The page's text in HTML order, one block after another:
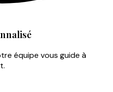
équipe vous guide à